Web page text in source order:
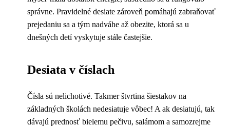
správne. Pravidelné desiate zároveň pomáhajú zabraňovať
prejedaniu sa a tým nadváhe až obezite, ktorá sa u
dnešných detí vyskytuje stále častejšie.
Desiata v číslach
Čísla sú nelichotivé. Takmer štvrtina šiestakov na
základných školách nedesiatuje vôbec! A ak desiatujú, tak
dávajú prednosť bielemu pečivu, salámom a samozrejme